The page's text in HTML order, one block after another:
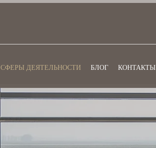
СФЕРЫ ДЕЯТЕЛЬНОСТИ БЛОГ КОНТАКТЫ